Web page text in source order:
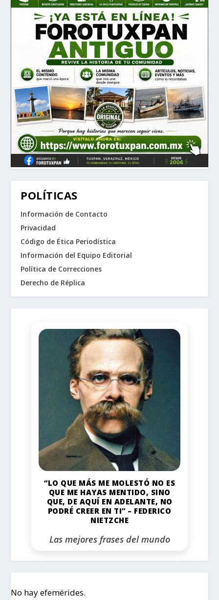
POLÍTICAS
Información de Contacto
Privacidad
Código de Ética Periodística
Información del Equipo Editorial
Política de Correcciones
Derecho de Réplica
“LO QUE MÁS ME MOLESTÓ NO ES
QUE ME HAYAS MENTIDO, SINO
QUE, DE AQUÍ EN ADELANTE, NO
PODRÉ CREER EN TI” – FEDERICO
NIETZCHE
Las mejores frases del mundo
No hay efemérides.